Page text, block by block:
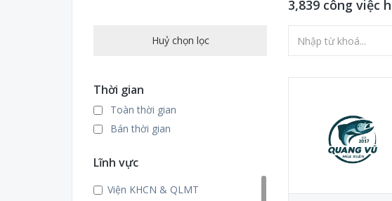
3,839 công việc
Huỷ chọn lọc
Thời gian
Toàn thời gian
Bán thời gian
Lĩnh vực
Viện KHCN & QLMT